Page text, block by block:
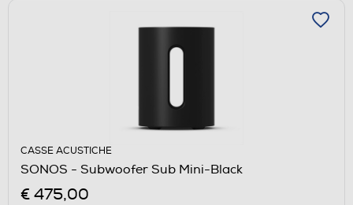
CASSE ACUSTICHE
SONOS - Subwoofer Sub Mini-Black
€ 475,00